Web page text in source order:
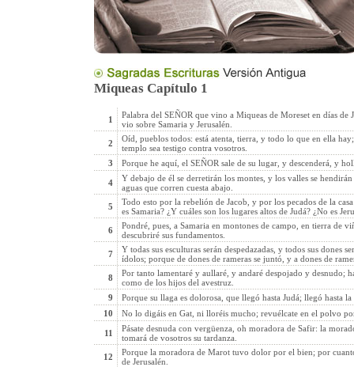
Miqueas Capítulo 1
1
Palabra del SEÑOR que vino a Miqueas de Moreset en días de
vio sobre Samaria y Jerusalén.
2
Oíd, pueblos todos: está atenta, tierra, y todo lo que en ella
templo sea testigo contra vosotros.
3
Porque he aquí, el SEÑOR sale de su lugar, y descenderá, y
4
Y debajo de él se derretirán los montes, y los valles se
aguas que corren cuesta abajo.
5
Todo esto por la rebelión de Jacob, y por los pecados de la
es Samaria? ¿Y cuáles son los lugares altos de Judá? ¿No es
6
Pondré, pues, a Samaria en montones de campo, en tierra de
descubriré sus fundamentos.
7
Y todas sus esculturas serán despedazadas, y todos sus dones
ídolos; porque de dones de rameras se juntó, y a dones de
8
Por tanto lamentaré y aullaré, y andaré despojado y desnudo;
como de los hijos del avestruz.
9
Porque su llaga es dolorosa, que llegó hasta Judá; llegó hasta
10
No lo digáis en Gat, ni lloréis mucho; revuélcate en el polvo
11
Pásate desnuda con vergüenza, oh moradora de Safir: la
tomará de vosotros su tardanza.
12
Porque la moradora de Marot tuvo dolor por el bien; por
de Jerusalén.